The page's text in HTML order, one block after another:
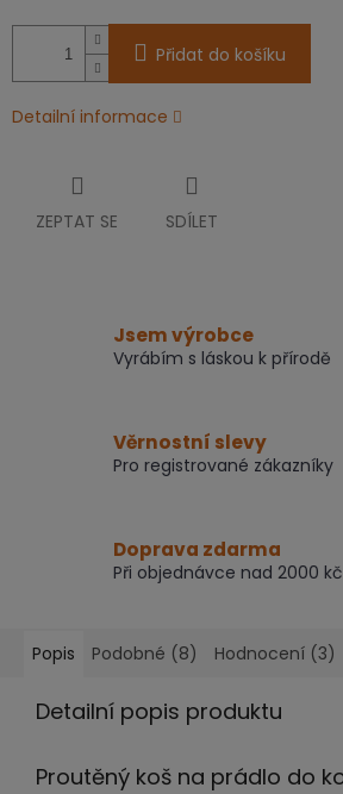
Přidat do košíku
Detailní informace
ZEPTAT SE SDÍLET
Jsem výrobce
Vyrábím s láskou k přírodě
Věrnostní slevy
Pro registrované zákazníky
Doprava zdarma
Při objednávce nad 2000 kč
Popis Podobné (8) Hodnocení (3)
Detailní popis produktu
Proutěný koš na prádlo do